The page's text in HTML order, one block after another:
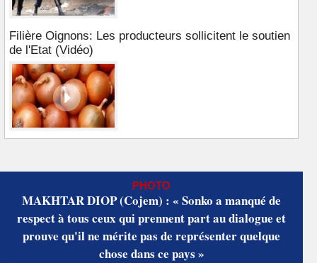
Filière Oignons: Les producteurs sollicitent le soutien
de l'Etat (Vidéo)
PHOTO
MAKHTAR DIOP (Cojem) : « Sonko a manqué de
respect à tous ceux qui prennent part au dialogue et
prouve qu'il ne mérite pas de représenter quelque
chose dans ce pays »